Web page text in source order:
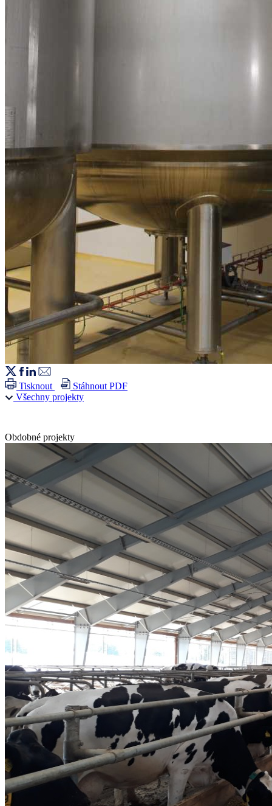
Tisknout
Stáhnout PDF
Všechny projekty
Obdobné projekty